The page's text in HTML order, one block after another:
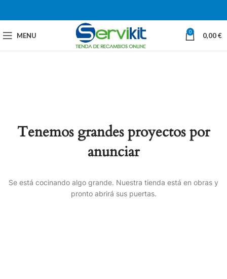
MENU 0 0,00€
Tenemos grandes proyectos por
anunciar
Se está cocinando algo grande. Nuestra tienda está en obras y
pronto abrirá sus puertas.